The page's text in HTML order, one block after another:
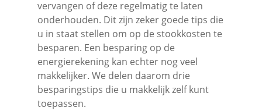
vervangen of deze regelmatig te laten
onderhouden. Dit zijn zeker goede tips die
u in staat stellen om op de stookkosten te
besparen. Een besparing op de
energierekening kan echter nog veel
makkelijker. We delen daarom drie
besparingstips die u makkelijk zelf kunt
toepassen.